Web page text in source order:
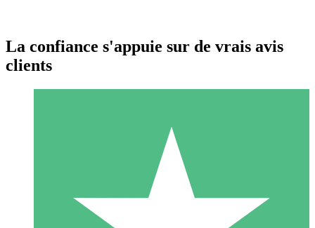
Packs de Crédits Individuels
Payez à l'utilisation avec des crédits de téléchargement. Sans
La confiance s'appuie sur de vrais avis
clients